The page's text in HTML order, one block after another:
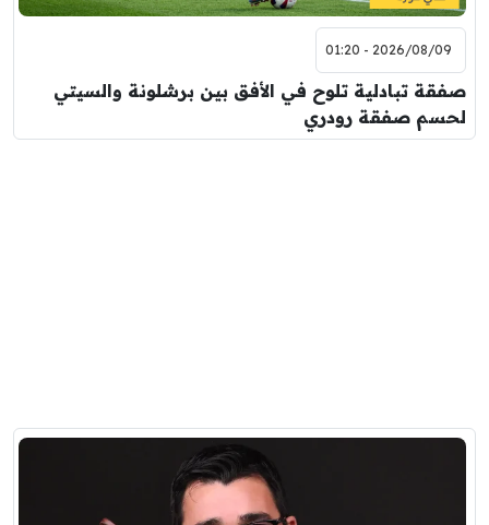
2026/08/09 - 01:20
صفقة تبادلية تلوح في الأفق بين برشلونة والسيتي
لحسم صفقة رودري